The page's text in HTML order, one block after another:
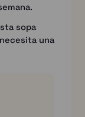
sopa
una